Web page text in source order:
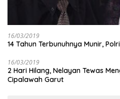
16/03/2019
14 Tahun Terbunuhnya Munir,
16/03/2019
2 Hari Hilang, Nelayan Tewas
Cipalawah Garut